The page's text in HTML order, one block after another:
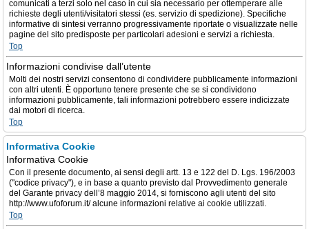
comunicati a terzi solo nel caso in cui sia necessario per ottemperare alle
richieste degli utenti/visitatori stessi (es. servizio di spedizione). Specifiche
informative di sintesi verranno progressivamente riportate o visualizzate nelle
pagine del sito predisposte per particolari adesioni e servizi a richiesta.
Top
Informazioni condivise dall’utente
Molti dei nostri servizi consentono di condividere pubblicamente informazioni
con altri utenti. È opportuno tenere presente che se si condividono
informazioni pubblicamente, tali informazioni potrebbero essere indicizzate
dai motori di ricerca.
Top
Informativa Cookie
Informativa Cookie
Con il presente documento, ai sensi degli artt. 13 e 122 del D. Lgs. 196/2003
("codice privacy"), e in base a quanto previsto dal Provvedimento generale
del Garante privacy dell’8 maggio 2014, si forniscono agli utenti del sito
http://www.ufoforum.it/ alcune informazioni relative ai cookie utilizzati.
Top